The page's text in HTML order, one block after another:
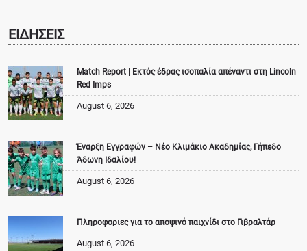
ΕΙΔΗΣΕΙΣ
Match Report | Εκτός έδρας ισοπαλία απέναντι στη Lincoln
Red Imps
August 6, 2026
Έναρξη Εγγραφών – Νέο Κλιμάκιο Ακαδημίας, Γήπεδο
Άδωνη Ιδαλίου!
August 6, 2026
Πληροφοριες για το αποψινό παιχνίδι στο Γιβραλτάρ
August 6, 2026